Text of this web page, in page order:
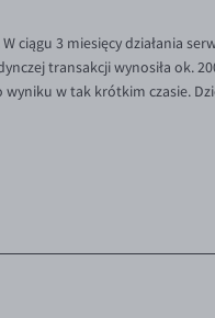
3 miesięcy działania
transakcji wynosiła ok.
w tak krótkim czasie.